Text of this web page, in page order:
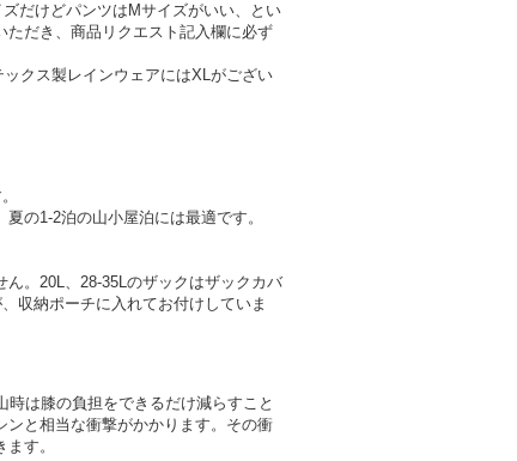
だけどパンツはMサイズがいい、とい
ただき、商品リクエスト記入欄に必ず
クス製レインウェアにはXLがござい
の1-2泊の山小屋泊には最適です。
。20L、28-35Lのザックはザックカバ
収納ポーチに入れてお付けしていま
は膝の負担をできるだけ減らすこと
と相当な衝撃がかかります。その衝
す。